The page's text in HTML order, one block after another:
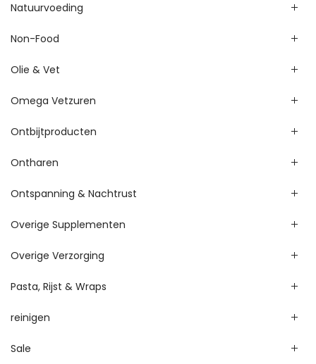
Natuurvoeding
Non-Food
Olie & Vet
Omega Vetzuren
Ontbijtproducten
Ontharen
Ontspanning & Nachtrust
Overige Supplementen
Overige Verzorging
Pasta, Rijst & Wraps
reinigen
Sale